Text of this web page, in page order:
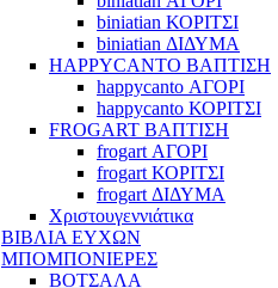
biniatian ΚΟΡΙΤΣΙ
biniatian ΔΙΔΥΜΑ
HAPPYCANTO ΒΑΠΤΙΣΗ
happycanto ΑΓΟΡΙ
happycanto ΚΟΡΙΤΣΙ
FROGART ΒΑΠΤΙΣΗ
frogart ΑΓΟΡΙ
frogart ΚΟΡΙΤΣΙ
frogart ΔΙΔΥΜΑ
Χριστουγεννιάτικα
ΒΙΒΛΙΑ ΕΥΧΩΝ
ΜΠΟΜΠΟΝΙΕΡΕΣ
ΒΟΤΣΑΛΑ